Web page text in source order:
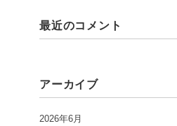
最近のコメント
アーカイブ
2026年6月